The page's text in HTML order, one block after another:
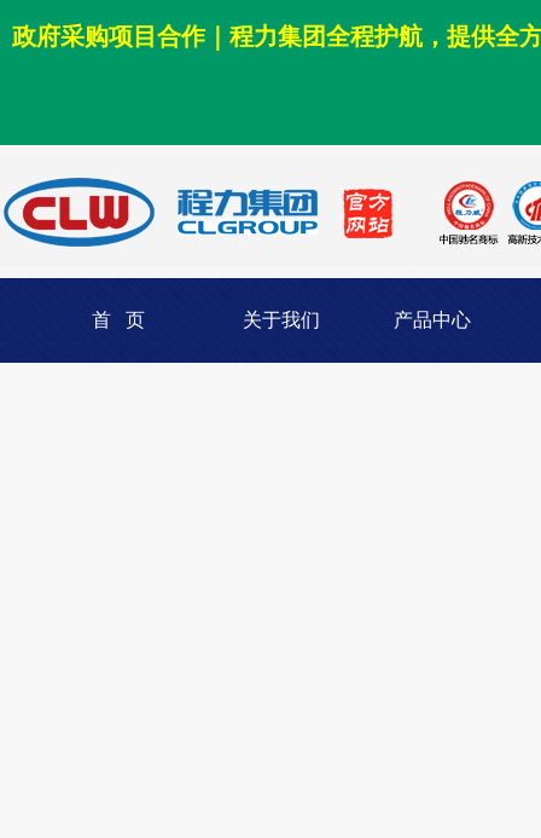
政府采购项目合作｜程力集团全程护航，提供全
首 页 关于我们 产品中心